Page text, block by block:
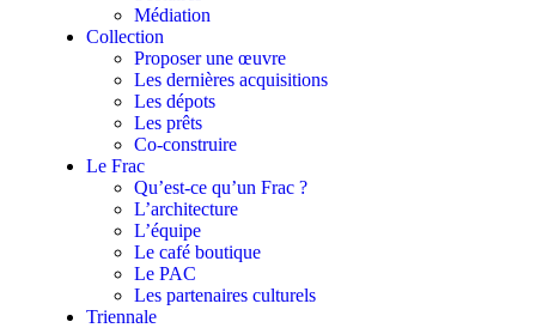
Médiation
Collection
Proposer une œuvre
Les dernières acquisitions
Les dépots
Les prêts
Co-construire
Le Frac
Qu’est-ce qu’un Frac ?
L’architecture
L’équipe
Le café boutique
Le PAC
Les partenaires culturels
Triennale